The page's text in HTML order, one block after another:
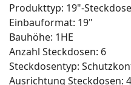
Produkttyp: 19"-
Einbauformat: 19"
Bauhöhe: 1HE
Anzahl Steckdosen: 6
Steckdosentyp:
Ausrichtung Steckdosen: